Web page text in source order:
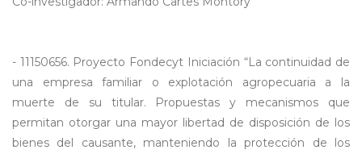
- 11150656. Proyecto Fondecyt Iniciación “La continuidad de
una empresa familiar o explotación agropecuaria a la
muerte de su titular. Propuestas y mecanismos que
permitan otorgar una mayor libertad de disposición de los
bienes del causante, manteniendo la protección de los